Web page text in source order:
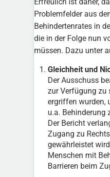
Problemfelder aus
Behindertenrates in
die in der Folge nun
müssen. Dazu unter
Gleichheit und
Der Ausschuss
zur Verfügung zu
ergriffen wurden,
u.a. Behinderung
Der Bericht
Zugang zu
gewährleistet
Menschen mit
Barrieren beim